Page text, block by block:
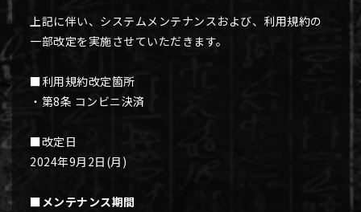
上記に伴い、システムメンテナンスおよび、利用規約の
一部改定を実施させていただきます。
■利用規約改定箇所
・第8条 コンビニ決済
■改定日
2024年9月2日(月)
■メンテナンス期間